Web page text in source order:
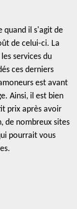
quand il s'agit de
de celui-ci. La
services du
ces derniers
est avant
Ainsi, il est bien
prix après avoir
de nombreux sites
pourrait vous